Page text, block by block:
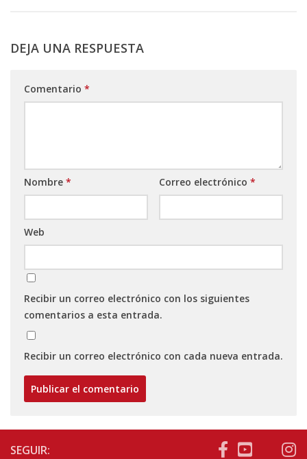
DEJA UNA RESPUESTA
Comentario *
Nombre * Correo electrónico *
Web
Recibir un correo electrónico con los siguientes
comentarios a esta entrada.
Recibir un correo electrónico con cada nueva entrada.
SEGUIR: